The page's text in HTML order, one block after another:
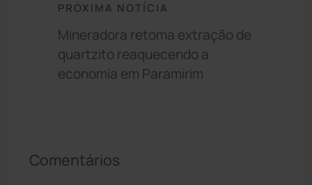
PRÓXIMA NOTÍCIA
Mineradora retoma extração de
quartzito reaquecendo a
economia em Paramirim
Comentários